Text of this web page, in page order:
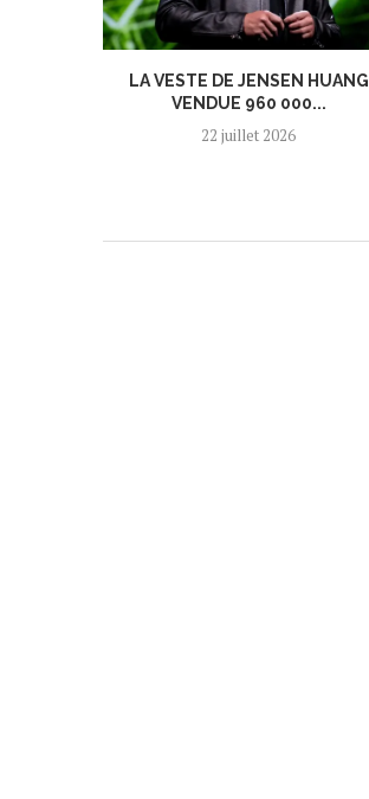
LA VESTE DE JENSEN HUANG
VENDUE 960 000...
22 juillet 2026